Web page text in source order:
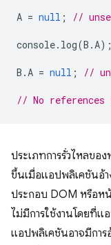
A = null ; //
console. log(B .A);
B .A = null ; //
// No
ประเภทการรั่วไหลขอ
ขึ้นเมื่อแอปพลิเคชันอ้า
ประกอบ DOM หรือห
ไม่มีการใช้งานโดยที่แ
แอปพลิเคชันอาจมีการ